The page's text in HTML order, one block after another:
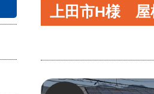
上田市H様 屋